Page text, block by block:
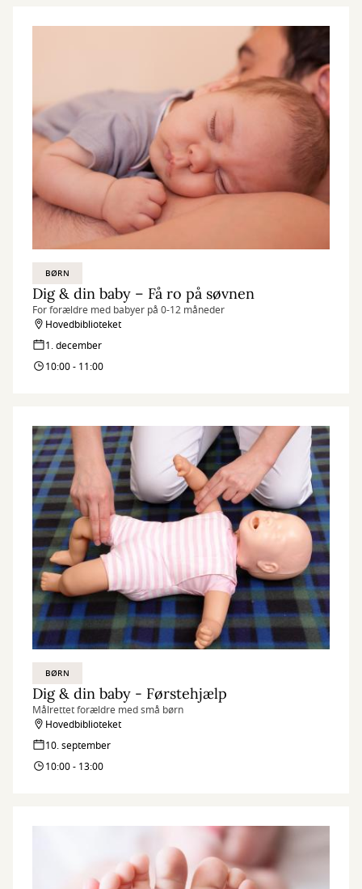
BØRN
Dig & din baby – Få ro på søvnen
For forældre med babyer på 0-12 måneder
Hovedbiblioteket
1. december
10:00 - 11:00
BØRN
Dig & din baby - Førstehjælp
Målrettet forældre med små børn
Hovedbiblioteket
10. september
10:00 - 13:00